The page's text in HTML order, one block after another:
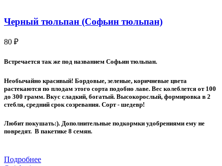
Черный тюльпан (Софьин тюльпан)
80 ₽
Встречается так же под названием Софьин тюльпан.
Необычайно красивый! Бордовые, зеленые, коричневые цвета
растекаются по плодам этого сорта подобно лаве. Вес колеблется от 100
до 300 грамм. Вкус сладкий, богатый. Высокорослый, формировка в 2
стебля, средний срок созревания. Сорт - шедевр!
Любит покушать:). Дополнительные подкормки удобрениями ему не
повредят. В пакетике 8 семян.
Подробнее